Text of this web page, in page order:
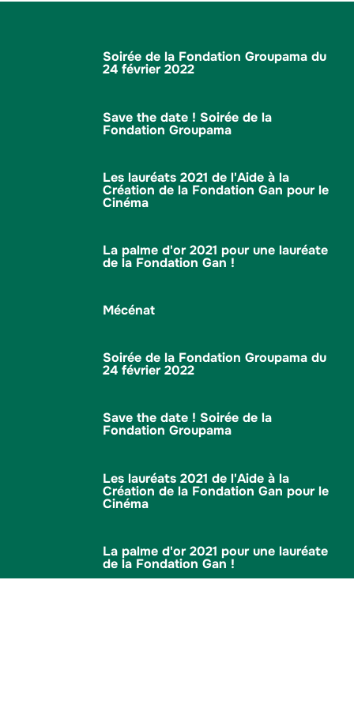
Soirée de la Fondation Groupama du
24 février 2022
Save the date ! Soirée de la
Fondation Groupama
Les lauréats 2021 de l'Aide à la
Création de la Fondation Gan pour le
Cinéma
La palme d'or 2021 pour une lauréate
de la Fondation Gan !
Mécénat
Soirée de la Fondation Groupama du
24 février 2022
Save the date ! Soirée de la
Fondation Groupama
Les lauréats 2021 de l'Aide à la
Création de la Fondation Gan pour le
Cinéma
La palme d'or 2021 pour une lauréate
de la Fondation Gan !